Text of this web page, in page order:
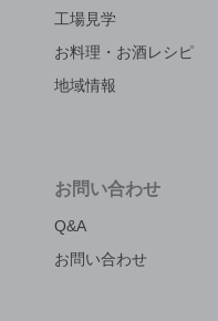
工場見学
お料理・お酒レシピ
地域情報
お問い合わせ
Q&A
お問い合わせ